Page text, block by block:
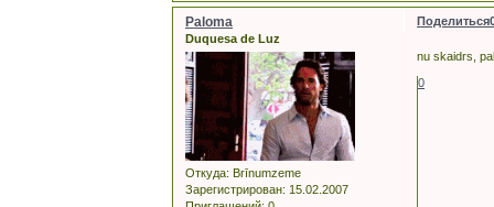
Поделиться
Paloma
Duquesa de Luz
Откуда: Brīnumzeme
Зарегистрирован: 15.02.2007
nu skaidrs,
0